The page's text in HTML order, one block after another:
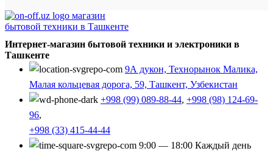
Интернет-магазин бытовой техники и электроники в
Ташкенте
9А дукон, Технорынок Малика,
Малая кольцевая дорога, 59, Ташкент, Узбекистан
+998 (99) 089-88-44, +998 (98) 124-69-
96,
+998 (33) 415-44-44
9:00 — 18:00 Каждый день